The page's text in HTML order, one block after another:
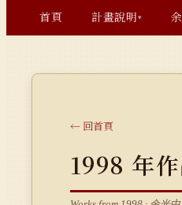
首頁 計畫說明▾
← 回首頁
1998 年